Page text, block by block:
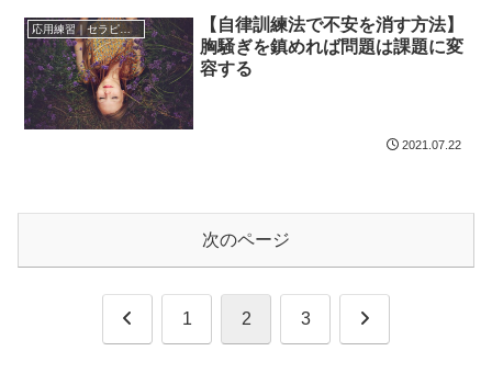
応用練習｜セラピー効果
【自律訓練法で不安を消す方法】
胸騒ぎを鎮めれば問題は課題に変
容する
2021.07.22
次のページ
前 1 2 3 次